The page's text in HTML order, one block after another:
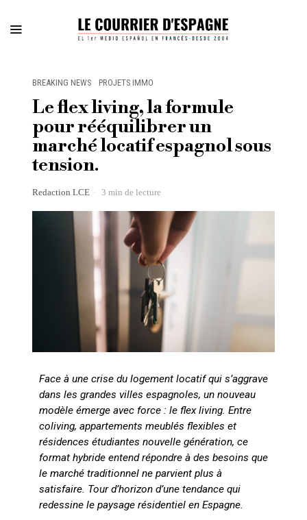
BREAKING NEWS · PROJETS IMMO
Le flex living, la formule
pour rééquilibrer un
marché locatif espagnol sous
tension.
Redaction LCE 3 min de lecture
Face à une crise du logement locatif qui s’aggrave
dans les grandes villes espagnoles, un nouveau
modèle émerge avec force : le flex living. Entre
coliving, appartements meublés flexibles et
résidences étudiantes nouvelle génération, ce
format hybride entend répondre à des besoins que
le marché traditionnel ne parvient plus à
satisfaire. Tour d’horizon d’une tendance qui
redessine le paysage résidentiel en Espagne.